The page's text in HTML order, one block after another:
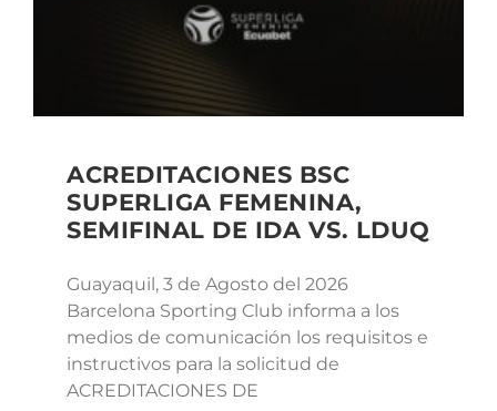
ACREDITACIONES BSC
SUPERLIGA FEMENINA,
SEMIFINAL DE IDA VS. LDUQ
Guayaquil, 3 de Agosto del 2026
Barcelona Sporting Club informa a los
medios de comunicación los requisitos e
instructivos para la solicitud de
ACREDITACIONES DE